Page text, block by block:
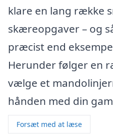
klare en lang række
skæreopgaver – og
præcist end
Herunder følger en
vælge et
hånden med din
Forsæt med at læse